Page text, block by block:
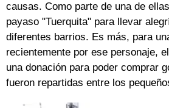
causas. Como parte de una de
payaso "Tuerquita" para llevar
diferentes barrios. Es más, para
recientemente por ese personaje,
una donación para poder comprar
fueron repartidas entre los